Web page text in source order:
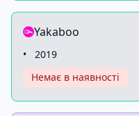
Yakaboo
•
2019
Немає в наявності